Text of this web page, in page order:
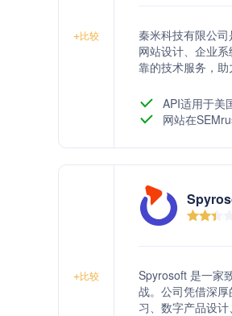
+比较
秦米科技有限公司
网站设计、企业
靠的技术服务，助
API适用于美
网站在
+比较
Spyrosoft 是一家
战。公司凭借深
习、数字产品设